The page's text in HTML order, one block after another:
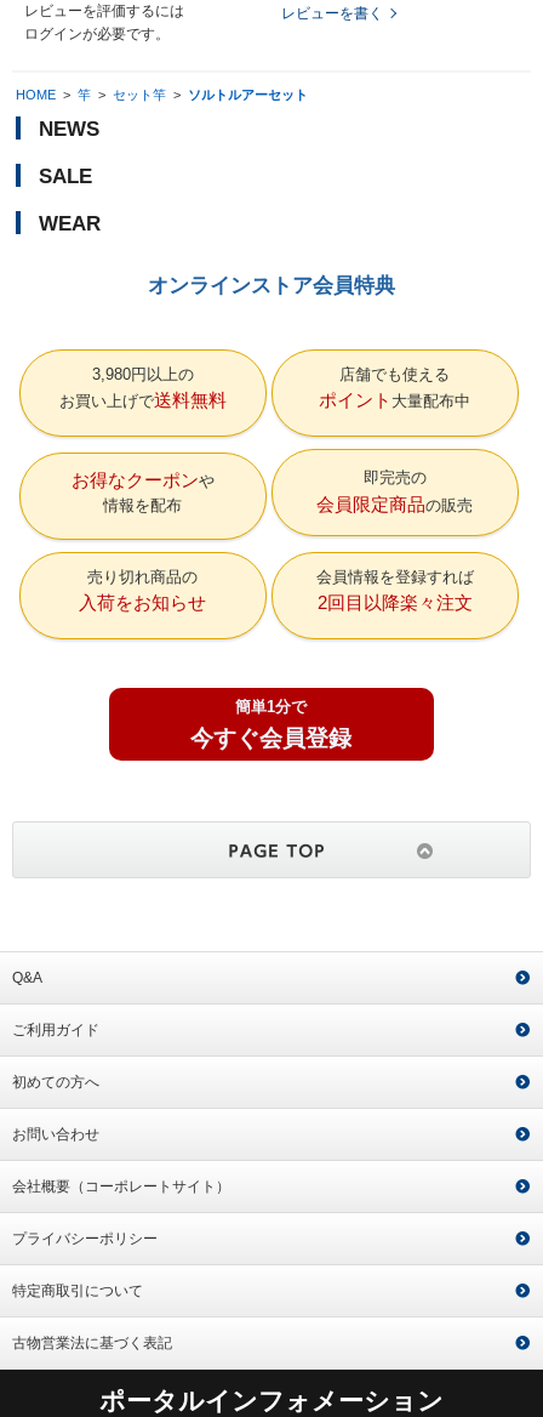
レビューを評価するには
ログインが必要です。
レビューを書く
HOME > 竿 > セット竿 > ソルトルアーセット
NEWS
SALE
WEAR
オンラインストア会員特典
3,980円以上の
お買い上げで送料無料
店舗でも使える
ポイント 大量配布中
お得なクーポン
情報を配布
即完売の
会員限定商品の販売
売り切れ商品の
入荷をお知らせ
会員情報を登録すれば
2回目以降楽々注文
簡単1分で
今すぐ会員登録
Q&A
ご利用ガイド
初めての方へ
お問い合わせ
会社概要（コーポレートサイト）
プライバシーポリシー
特定商取引について
古物営業法に基づく表記
ポータルインフォメーション